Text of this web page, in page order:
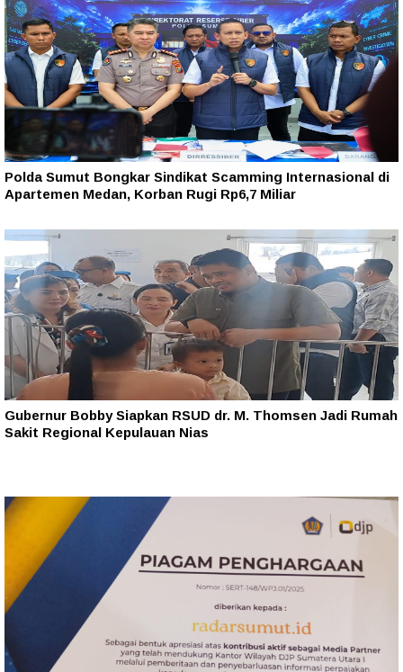
Polda Sumut Bongkar Sindikat Scamming Internasional di
Apartemen Medan, Korban Rugi Rp6,7 Miliar
Gubernur Bobby Siapkan RSUD dr. M. Thomsen Jadi Rumah
Sakit Regional Kepulauan Nias